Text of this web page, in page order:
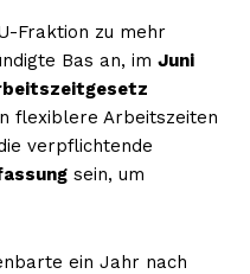
Fraktion zu mehr
Bas an, im Juni
flexiblere Arbeitszeiten
verpflichtende
sein, um
ein Jahr nach